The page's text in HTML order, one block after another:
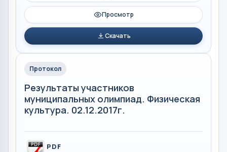
Просмотр
Скачать
Протокол
Результаты участников
муниципальных олимпиад. Физическая
культура. 02.12.2017г.
PDF